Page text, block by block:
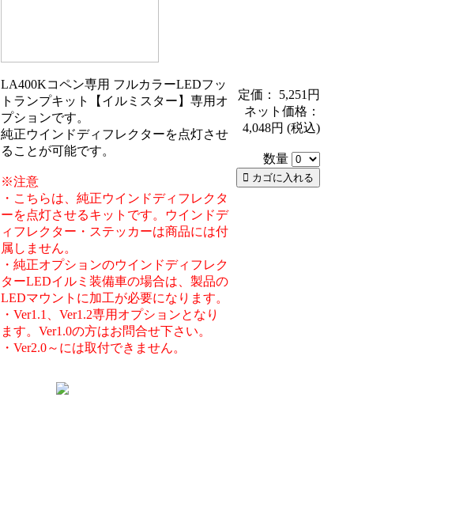
LA400Kコペン専用 フルカラーLEDフッ
トランプキット【イルミスター】専用オ
プションです。
純正ウインドディフレクターを点灯させ
ることが可能です。
※注意
・こちらは、純正ウインドディフレクタ
ーを点灯させるキットです。ウインドデ
ィフレクター・ステッカーは商品には付
属しません。
・純正オプションのウインドディフレク
ターLEDイルミ装備車の場合は、製品の
LEDマウントに加工が必要になります。
・Ver1.1、Ver1.2専用オプションとなり
ます。Ver1.0の方はお問合せ下さい。
・Ver2.0～には取付できません。
定価： 5,251円
ネット価格：
4,048円 (税込)
数量